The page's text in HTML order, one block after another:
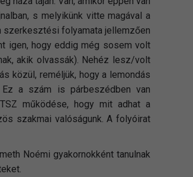
s melyikünk vitte magával a
szerkesztési folyamata jellemzően
igen, hogy eddig még sosem volt
akik olvassák). Nehéz lesz/volt
közül, reméljük, hogy a lemondás
a szám is párbeszédben van
működése, hogy mit adhat a
szakmai valóságunk. A folyóirat
Noémi gyakornokként tanulnak